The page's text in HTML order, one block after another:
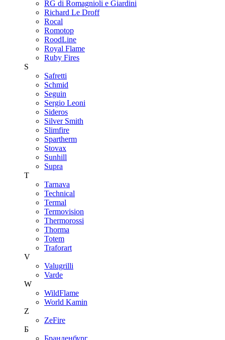
RG di Romagnioli e Giardini
Richard Le Droff
Rocal
Romotop
RoodLine
Royal Flame
Ruby Fires
S
Safretti
Schmid
Seguin
Sergio Leoni
Sideros
Silver Smith
Slimfire
Spartherm
Stovax
Sunhill
Supra
T
Tarnava
Technical
Termal
Termovision
Thermorossi
Thorma
Totem
Traforart
V
Valugrilli
Varde
W
WildFlame
World Kamin
Z
ZeFire
Б
Бранденбург